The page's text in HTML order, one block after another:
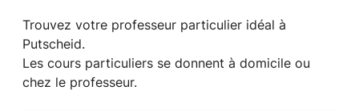
Trouvez votre professeur particulier idéal à
Putscheid.
Les cours particuliers se donnent à domicile ou
chez le professeur.